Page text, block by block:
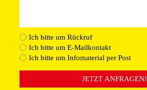
Ich bitte um Rückruf
Ich bitte um E-Mailkontakt
Ich bitte um Infomaterial per Post
JETZT ANFRAGEN!